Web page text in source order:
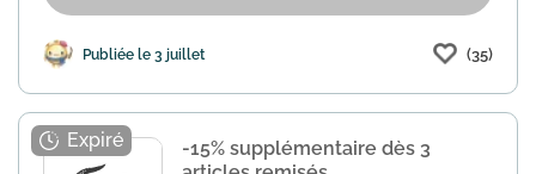
Publiée le 3 juillet (35)
-15% supplémentaire dès 3